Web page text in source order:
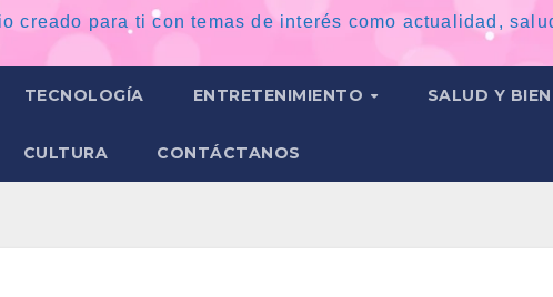
creado para ti con temas de interés como actualidad,
TECNOLOGÍA ENTRETENIMIENTO SALUD Y
CULTURA CONTÁCTANOS